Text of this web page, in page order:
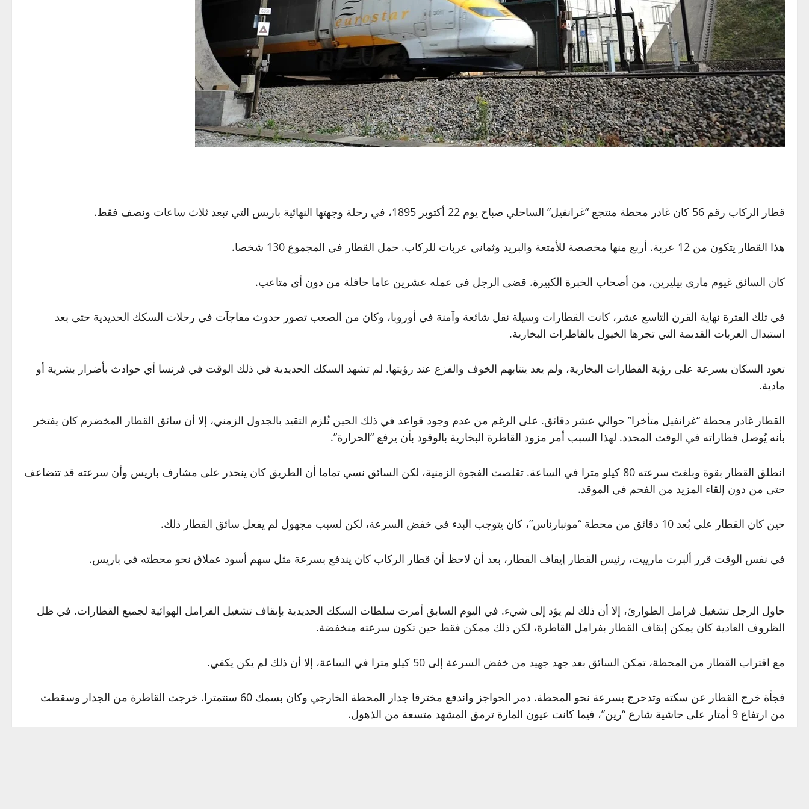
قطار الركاب رقم 56 كان غادر محطة منتجع “غرانفيل” الساحلي صباح يوم 22 أكتوبر 1895، في رحلة وجهتها النهائية باريس التي تبعد ثلاث ساعات ونصف فقط.
هذا القطار يتكون من 12 عربة. أربع منها مخصصة للأمتعة والبريد وثماني عربات للركاب. حمل القطار في المجموع 130 شخصا.
كان السائق غيوم ماري بيليرين، من أصحاب الخبرة الكبيرة. قضى الرجل في عمله عشرين عاما حافلة من دون أي متاعب.
في تلك الفترة نهاية القرن التاسع عشر، كانت القطارات وسيلة نقل شائعة وآمنة في أوروبا، وكان من الصعب تصور حدوث مفاجآت في رحلات السكك الحديدية حتى بعد
استبدال العربات القديمة التي تجرها الخيول بالقاطرات البخارية.
تعود السكان بسرعة على رؤية القطارات البخارية، ولم يعد ينتابهم الخوف والفزع عند رؤيتها. لم تشهد السكك الحديدية في ذلك الوقت في فرنسا أي حوادث بأضرار بشرية أو
مادية.
القطار غادر محطة “غرانفيل متأخرا” حوالي عشر دقائق. على الرغم من عدم وجود قواعد في ذلك الحين تُلزم التقيد بالجدول الزمني، إلا أن سائق القطار المخضرم كان يفتخر
بأنه يُوصل قطاراته في الوقت المحدد. لهذا السبب أمر مزود القاطرة البخارية بالوقود بأن يرفع “الحرارة”.
انطلق القطار بقوة وبلغت سرعته 80 كيلو مترا في الساعة. تقلصت الفجوة الزمنية، لكن السائق نسي تماما أن الطريق كان ينحدر على مشارف باريس وأن سرعته قد تتضاعف
حتى من دون إلقاء المزيد من الفحم في الموقد.
حين كان القطار على بُعد 10 دقائق من محطة “مونبارناس”، كان يتوجب البدء في خفض السرعة، لكن لسبب مجهول لم يفعل سائق القطار ذلك.
في نفس الوقت قرر ألبرت مارييت، رئيس القطار إيقاف القطار، بعد أن لاحظ أن قطار الركاب كان يندفع بسرعة مثل سهم أسود عملاق نحو محطته في باريس.
حاول الرجل تشغيل فرامل الطوارئ، إلا أن ذلك لم يؤد إلى شيء. في اليوم السابق أمرت سلطات السكك الحديدية بإيقاف تشغيل الفرامل الهوائية لجميع القطارات. في ظل
الظروف العادية كان يمكن إيقاف القطار بفرامل القاطرة، لكن ذلك ممكن فقط حين تكون سرعته منخفضة.
مع اقتراب القطار من المحطة، تمكن السائق بعد جهد جهيد من خفض السرعة إلى 50 كيلو مترا في الساعة، إلا أن ذلك لم يكن يكفي.
فجأة خرج القطار عن سكته وتدحرج بسرعة نحو المحطة. دمر الحواجز واندفع مخترقا جدار المحطة الخارجي وكان بسمك 60 سنتمترا. خرجت القاطرة من الجدار وسقطت
من ارتفاع 9 أمتار على حاشية شارع “رين”، فيما كانت عيون المارة ترمق المشهد متسعة من الذهول.